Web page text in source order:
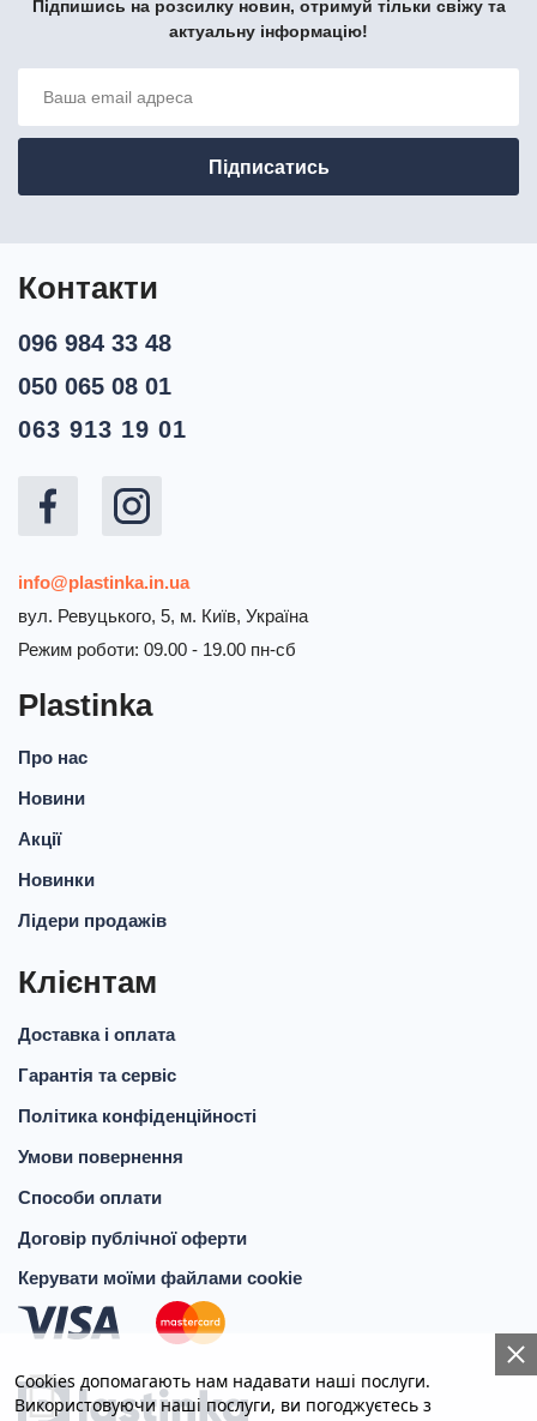
Підпишись на розсилку новин, отримуй тільки свіжу та
актуальну інформацію!
Cookies допомагають нам надавати наші послуги.
Використовуючи наші послуги, ви погоджуєтесь з
Plastinka
Про нас
Новини
Акції
Новинки
Лідери продажів
Клієнтам
Доставка і оплата
Гарантія та сервіс
Політика конфіденційності
Умови повернення
Способи оплати
Договір публічної оферти
Керувати моїми файлами cookie
Контакти
info@plastinka.in.ua
вул. Ревуцького, 5, м. Київ, Україна
Режим роботи: 09.00 - 19.00 пн-сб
096 984 33 48
050 065 08 01
063 913 19 01
СВЯЗИ